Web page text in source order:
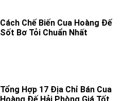
Cách Chế Biến Cua Hoàng Đế
Sốt Bơ Tỏi Chuẩn Nhất
Tổng Hợp 17 Địa Chỉ Bán Cua